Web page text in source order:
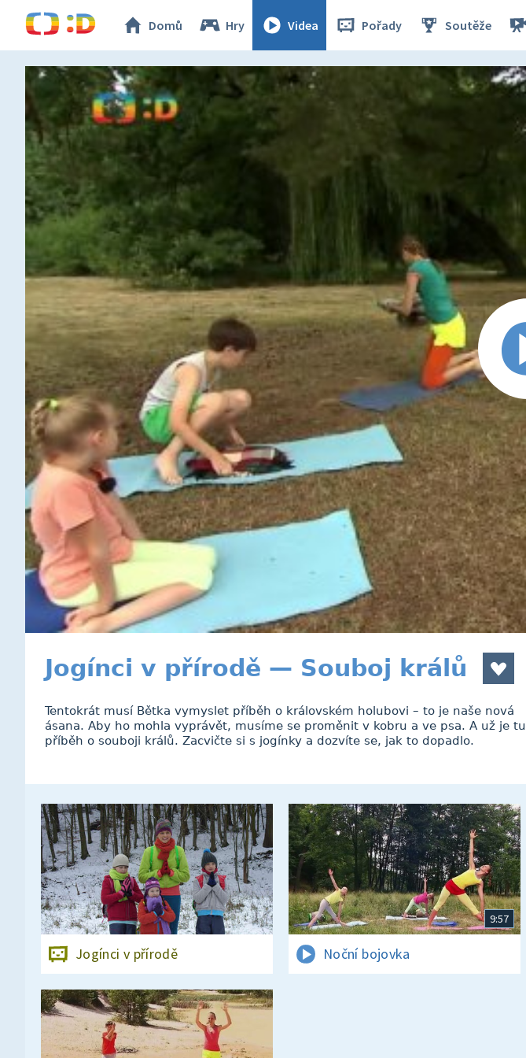
Domů Hry Videa Pořady Soutěže
Jogínci v přírodě — Souboj králů
Tentokrát musí Bětka vymyslet příběh o královském holubovi – to je naše nová
ásana. Aby ho mohla vyprávět, musíme se proměnit v kobru a ve psa. A už je tu
příběh o souboji králů. Zacvičte si s jogínky a dozvíte se, jak to dopadlo.
Jogínci v přírodě
9:57
Noční bojovka